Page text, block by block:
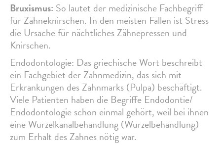
Bruxismus: So lautet der medizinische Fachbegriff
für Zähneknirschen. In den meisten Fällen ist Stress
die Ursache für nächtliches Zähnepressen und
Knirschen.
Endodontologie: Das griechische Wort beschreibt
ein Fachgebiet der Zahnmedizin, das sich mit
Erkrankungen des Zahnmarks (Pulpa) beschäftigt.
Viele Patienten haben die Begriffe Endodontie/
Endodontologie schon einmal gehört, weil bei ihnen
eine Wurzelkanalbehandlung (Wurzelbehandlung)
zum Erhalt des Zahnes nötig war.